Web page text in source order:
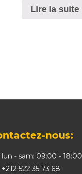
Lire la suite
nous:
lun - sam: 09:00 - 18:00
+212-522 35 73 68